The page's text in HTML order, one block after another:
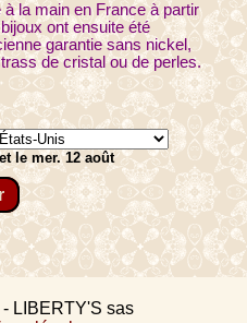
la main en France à partir
ont ensuite été
garantie sans nickel,
de cristal ou de perles.
le mer. 12 août
- LIBERTY'S sas